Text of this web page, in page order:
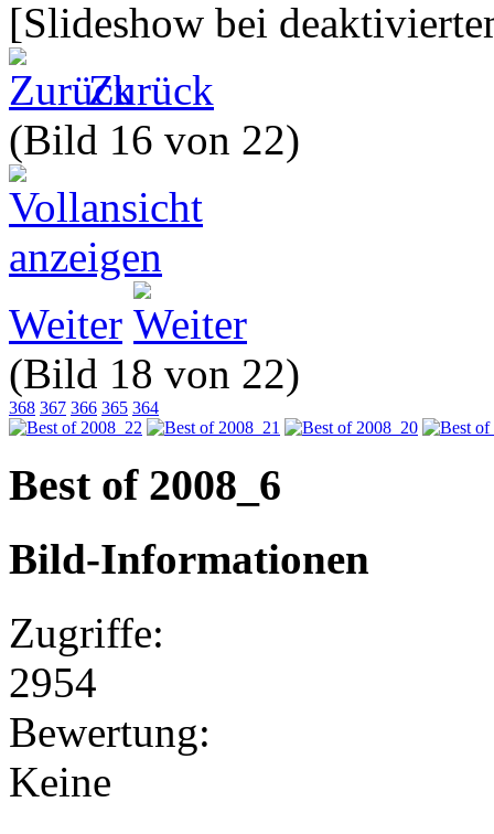
[Slideshow bei
Zurück
(Bild 16 von 22)
Weiter
(Bild 18 von 22)
368 367 366 365 364
Best of 2008_6
Bild-Informationen
Zugriffe:
2954
Bewertung:
Keine